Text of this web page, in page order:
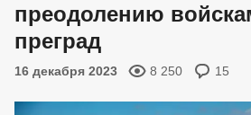
преодолению
преград
16 декабря 2023 8 250 15